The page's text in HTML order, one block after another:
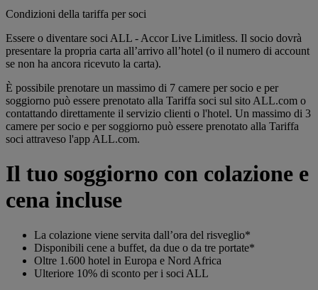
Condizioni della tariffa per soci
Essere o diventare soci ALL - Accor Live Limitless. Il socio dovrà
presentare la propria carta all’arrivo all’hotel (o il numero di account
se non ha ancora ricevuto la carta).
È possibile prenotare un massimo di 7 camere per socio e per
soggiorno può essere prenotato alla Tariffa soci sul sito ALL.com o
contattando direttamente il servizio clienti o l'hotel. Un massimo di 3
camere per socio e per soggiorno può essere prenotato alla Tariffa
soci attraveso l'app ALL.com.
Il tuo soggiorno con colazione e
cena incluse
La colazione viene servita dall’ora del risveglio*
Disponibili cene a buffet, da due o da tre portate*
Oltre 1.600 hotel in Europa e Nord Africa
Ulteriore 10% di sconto per i soci ALL